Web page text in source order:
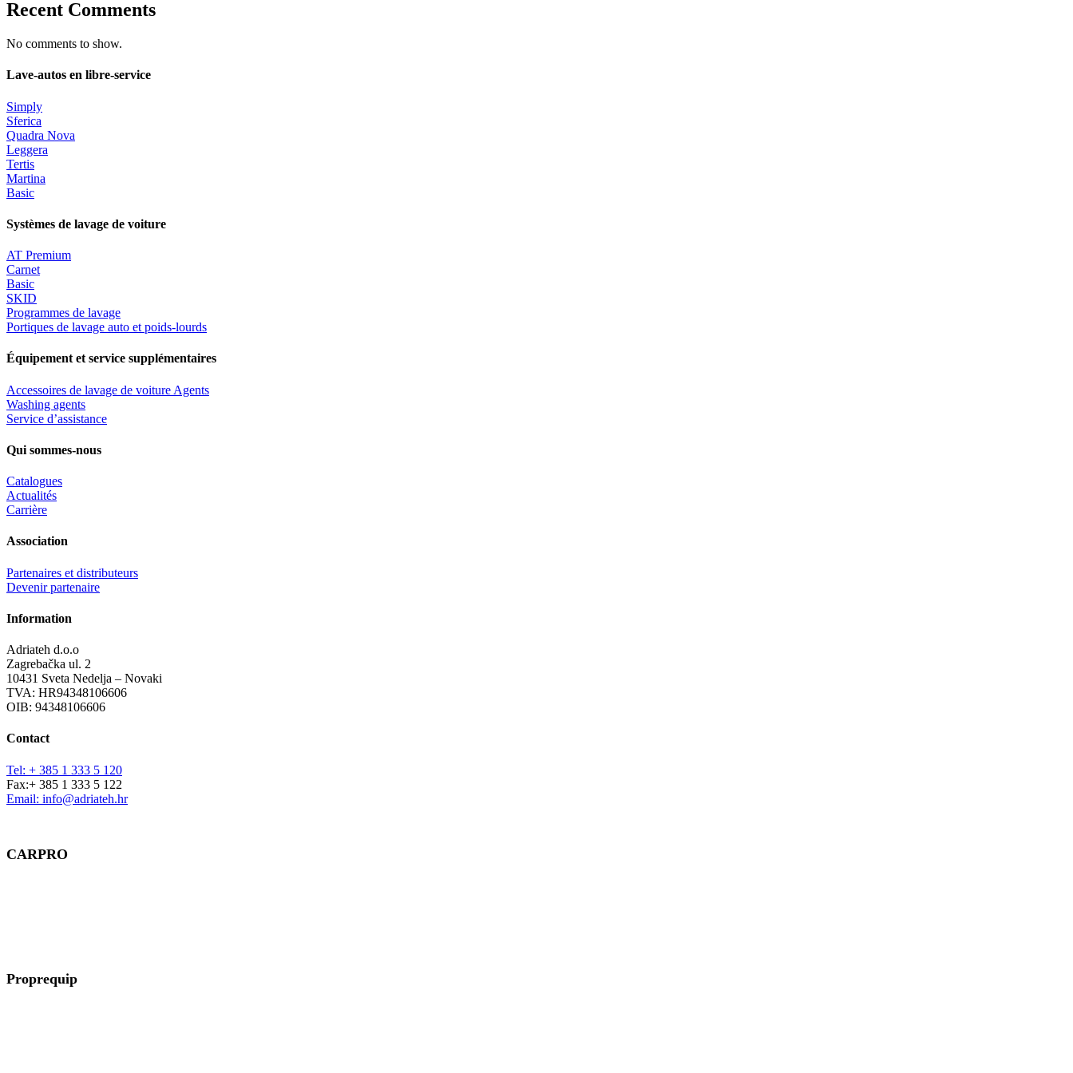
Recent Comments
No comments to show.
Lave-autos en libre-service
Simply
Sferica
Quadra Nova
Leggera
Tertis
Martina
Basic
Systèmes de lavage de voiture
AT Premium
Carnet
Basic
SKID
Programmes de lavage
Portiques de lavage auto et poids-lourds
Équipement et service supplémentaires
Accessoires de lavage de voiture Agents
Washing agents
Service d’assistance
Qui sommes-nous
Catalogues
Actualités
Carrière
Association
Partenaires et distributeurs
Devenir partenaire
Information
Adriateh d.o.o
Zagrebačka ul. 2
10431 Sveta Nedelja – Novaki
TVA: HR94348106606
OIB: 94348106606
Contact
Tel: + 385 1 333 5 120
Fax:+ 385 1 333 5 122
Email: info@adriateh.hr
CARPRO
Proprequip